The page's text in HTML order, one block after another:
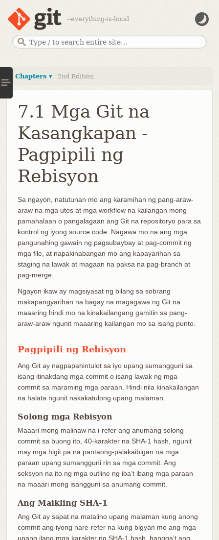
--everything-is-local
Chapters ▾ 2nd Edition
7.1 Mga Git na
Kasangkapan -
Pagpipili ng
Rebisyon
Sa ngayon, natutunan mo ang karamihan ng pang-araw-
araw na mga utos at mga workflow na kailangan mong
pamahalaan o pangalagaan ang Git na repositoryo para sa
kontrol ng iyong source code. Nagawa mo na ang mga
pangunahing gawain ng pagsubaybay at pag-commit ng
mga file, at napakinabangan mo ang kapayarihan sa
staging na lawak at magaan na paksa na pag-branch at
pag-merge.
Ngayon ikaw ay magsiyasat ng bilang sa sobrang
makapangyarihan na bagay na magagawa ng Git na
maaaring hindi mo na kinakailangang gamitin sa pang-
araw-araw ngunit maaaring kailangan mo sa isang punto.
Pagpipili ng Rebisyon
Ang Git ay nagpapahintulot sa iyo upang sumangguni sa
isang itinakdang mga commit o isang lawak ng mga
commit sa maraming mga paraan. Hindi nila kinakailangan
na halata ngunit nakakatulong upang malaman.
Solong mga Rebisyon
Maaari mong malinaw na i-refer ang anumang solong
commit sa buong ito, 40-karakter na SHA-1 hash, ngunit
may mga higit pa na pantaong-palakaibigan na mga
paraan upang sumangguni rin sa mga commit. Ang
seksyon na ito ng mga outline ng iba’t ibang mga paraan
na maaari mong isangguni sa anumang commit.
Ang Maikling SHA-1
Ang Git ay sapat na matalino upang malaman kung anong
commit ang iyong nare-refer na kung bigyan mo ang mga
unang ilang mga karakter ng SHA-1 hash, hangga’t ang